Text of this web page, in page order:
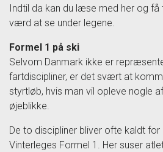
Indtil da kan du læse med her og få
værd at se under legene.
Formel 1 på ski
Selvom Danmark ikke er
fartdiscipliner, er det svært at
styrtløb, hvis man vil opleve nogle
øjeblikke.
De to discipliner bliver ofte kaldt for
Vinterleges Formel 1. Her suser